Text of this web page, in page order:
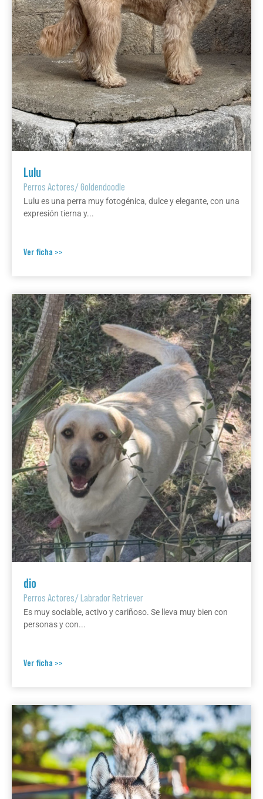
Lulu
Perros Actores/Goldendoodle
Lulu es una perra muy fotogénica, dulce y elegante, con una
expresión tierna y...
Ver ficha >>
dio
Perros Actores/Labrador Retriever
Es muy sociable, activo y cariñoso. Se lleva muy bien con
personas y con...
Ver ficha >>